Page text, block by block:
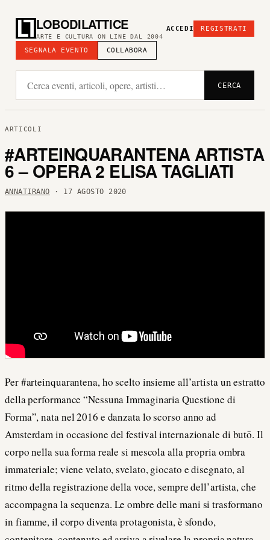
LOBODILATTICE
ARTE E CULTURA ON LINE DAL 2004
SEGNALA EVENTO COLLABORA
ACCEDI REGISTRATI
CERCA
ARTICOLI
#ARTEINQUARANTENA ARTISTA
6 – OPERA 2 ELISA TAGLIATI
ANNATIRANO · 17 AGOSTO 2020
Per #arteinquarantena, ho scelto insieme all’artista un estratto
della performance “Nessuna Immaginaria Questione di
Forma”, nata nel 2016 e danzata lo scorso anno ad
Amsterdam in occasione del festival internazionale di butō. Il
corpo nella sua forma reale si mescola alla propria ombra
immateriale; viene velato, svelato, giocato e disegnato, al
ritmo della registrazione della voce, sempre dell’artista, che
accompagna la sequenza. Le ombre delle mani si trasformano
in fiamme, il corpo diventa protagonista, è sfondo,